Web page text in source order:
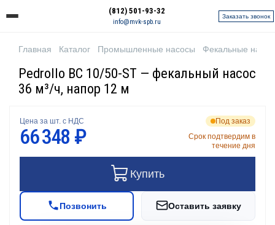
(812) 501-93-32
info@mvk-spb.ru
Заказать звонок
Главная Каталог Промышленные насосы Фекальные
Pedrollo BC 10/50-ST — фекальный насос
36 м³/ч, напор 12 м
Цена за шт. с НДС
66 348 ₽
Под заказ
Срок подтвердим в
течение дня
Купить
Позвонить Оставить заявку